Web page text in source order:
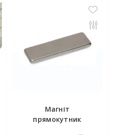
Магніт
прямокутник